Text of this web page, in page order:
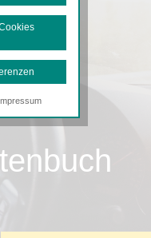
um die
Cookies
um